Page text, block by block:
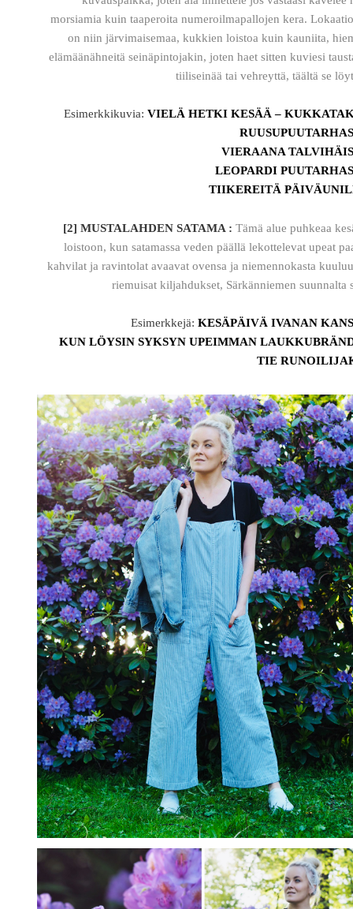
morsiamia kuin taaperoita numeroilmapallojen kera.
on niin järvimaisemaa, kukkien loistoa kuin kauniita,
elämäänähneitä seinäpintojakin, joten haet sitten kuviesi
tiiliseinää tai vehreyttä, täältä se
Esimerkkikuvia:VIELÄ HETKI KESÄÄ –
VIERAANA
LEOPARDI
TIIKEREITÄ
[2] MUSTALAHDEN SATAMA : Tämä alue puhkeaa
loistoon, kun satamassa veden päällä lekottelevat upeat
kahvilat ja ravintolat avaavat ovensa ja niemennokasta
riemuisat kiljahdukset, Särkänniemen suunnalta
Esimerkkejä:KESÄPÄIVÄ IVANAN
KUN LÖYSIN SYKSYN UPEIMMAN
TIE